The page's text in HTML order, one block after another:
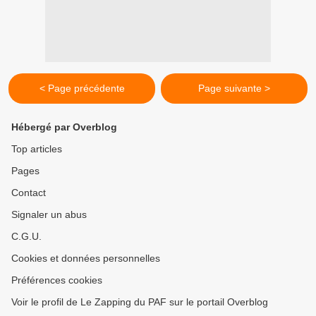
< Page précédente Page suivante >
Hébergé par Overblog
Top articles
Pages
Contact
Signaler un abus
C.G.U.
Cookies et données personnelles
Préférences cookies
Voir le profil de Le Zapping du PAF sur le portail Overblog